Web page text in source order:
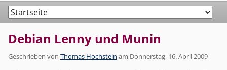
Navigation
Debian Lenny und Munin
Geschrieben von Thomas Hochstein am Donnerstag, 16. April 2009